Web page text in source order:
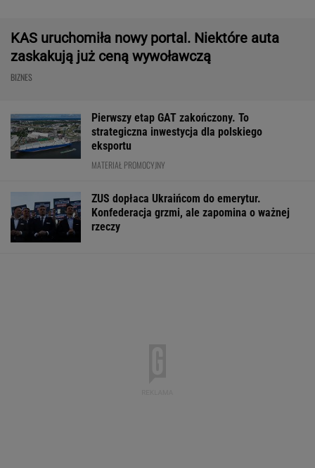
ZUS dopłaca Ukraińcom do emerytur.